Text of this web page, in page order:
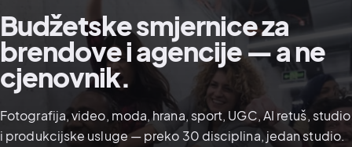
01PRETPRODUKCIJA
Budžetske smjernice za
brendove i agencije — a ne
cjenovnik.
Fotografija, video, moda, hrana, sport, UGC, AI retuš, studio
i produkcijske usluge — preko 30 disciplina, jedan studio.